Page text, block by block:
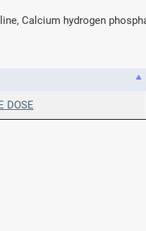
Calcium hydrogen
DOSE